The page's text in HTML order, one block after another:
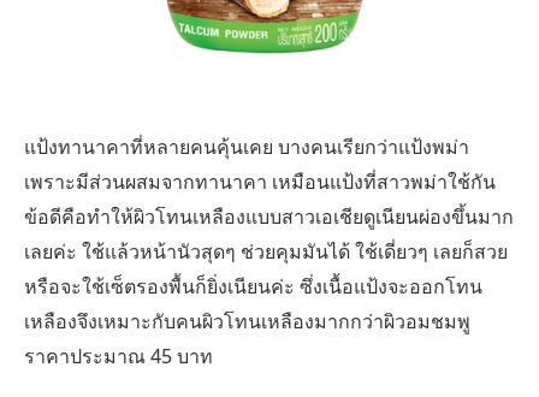
แป้งทานาคาที่หลายคนคุ้นเคย บางคนเรียกว่าแป้งพม่า
เพราะมีส่วนผสมจากทานาคา เหมือนแป้งที่สาวพม่าใช้กัน
ข้อดีคือทำให้ผิวโทนเหลืองแบบสาวเอเชียดูเนียนผ่องขึ้นมาก
เลยค่ะ ใช้แล้วหน้านัวสุดๆ ช่วยคุมมันได้ ใช้เดี่ยวๆ เลยก็สวย
หรือจะใช้เซ็ตรองพื้นก็ยิ่งเนียนค่ะ ซึ่งเนื้อแป้งจะออกโทน
เหลืองจึงเหมาะกับคนผิวโทนเหลืองมากกว่าผิวอมชมพู
ราคาประมาณ 45 บาท